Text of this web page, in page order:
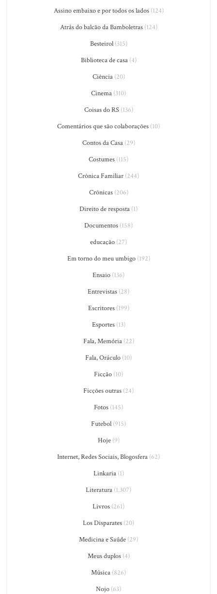
Assino embaixo e por todos os lados(124)
Atrás do balcão da Bamboletras(124)
Besteirol(315)
Biblioteca de casa(4)
Ciência(20)
Cinema (310)
Coisas do RS(136)
Comentários que são colaborações (10)
Contos da Casa(29)
Costumes (115)
Crônica Familiar (244)
Crônicas(206)
Direito de resposta (1)
Documentos (158)
educação (27)
Em torno do meu umbigo(192)
Ensaio (136)
Entrevistas (28)
Escritores(199)
Esportes(13)
Fala, Memória(22)
Fala, Oráculo (10)
Ficção (10)
Ficções outras (24)
Fotos (145)
Futebol (915)
Hoje(9)
Internet, Redes Sociais, Blogosfera (62)
Linkaria(1)
Literatura (1.307)
Livros (261)
Los Disparates (20)
Medicina e Saúde (29)
Meus duplos(4)
Música (826)
Nojo (63)